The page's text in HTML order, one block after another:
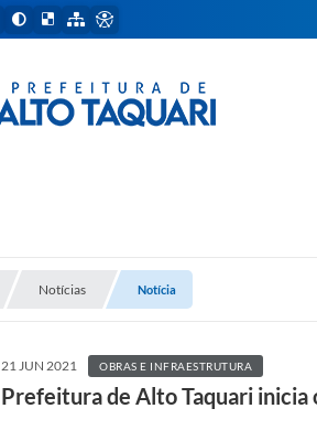
Notícias Notícia
21 JUN 2021 OBRAS E INFRAESTRUTURA
Prefeitura de Alto Taquari